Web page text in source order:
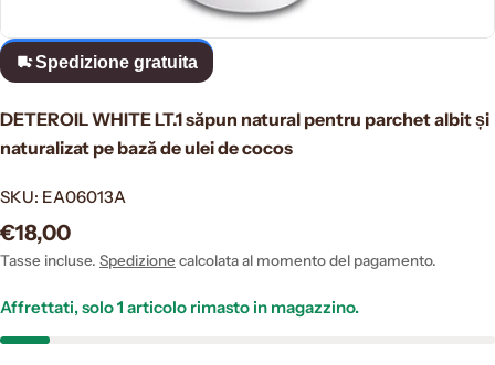
Spedizione gratuita
DETEROIL WHITE LT.1 săpun natural pentru parchet albit și
naturalizat pe bază de ulei de cocos
SKU: EA06013A
Prezzo
normale
€18,00
Tasse incluse. Spedizionecalcolata al momento del pagamento.
Affrettati, solo1 articolo rimasto in magazzino.